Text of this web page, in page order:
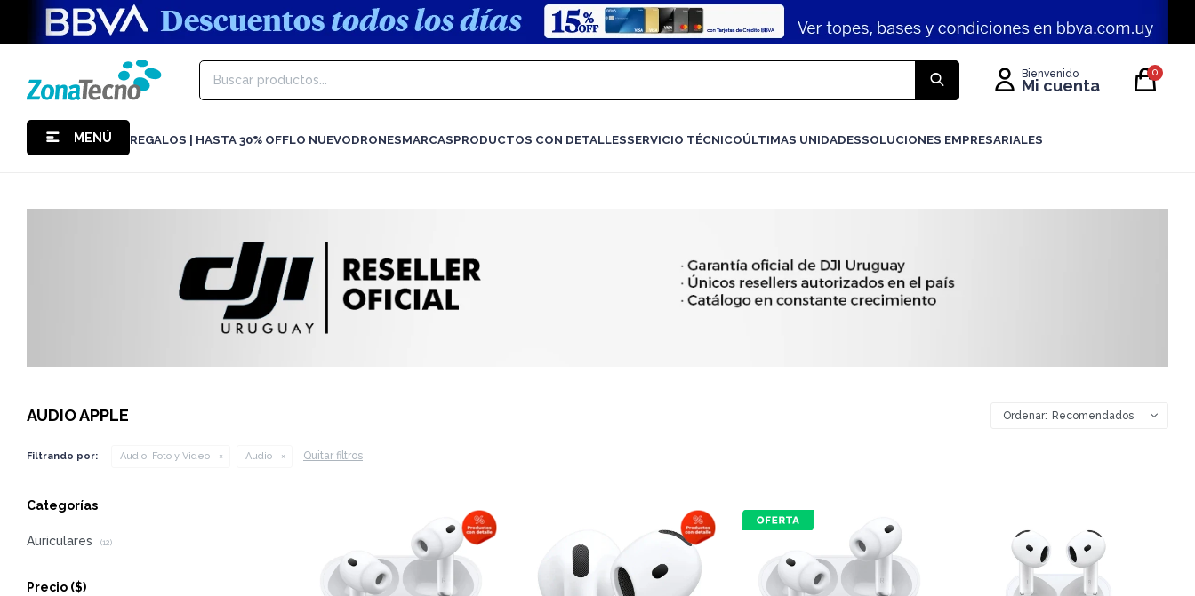
MENÚ REGALOS | HASTA 30% OFFLO NUEVODRONESMARCASPRODUCTOS CON DETALLESSERVICIO TÉCNICOÚLTIMAS UNIDADESSOLUCIONES EMPRESARIALES
0
AUDIO APPLE Recomendados
Filtrando por: Audio, Foto y Video Audio Quitar filtros
Categorías
Auriculares (12)
Precio ($)